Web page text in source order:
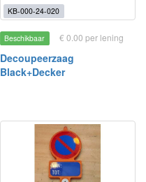
KB-000-24-020
Beschikbaar € 0.00 per lening
Decoupeerzaag
Black+Decker